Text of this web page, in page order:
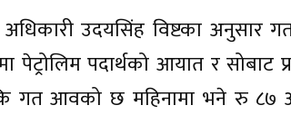
अधिकारी उदयसिंह विष्टका
पदार्थको आयात र सोबाट
गत आवको छ महिनामा भने रु ८७